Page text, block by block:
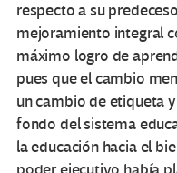
respecto a su
mejoramiento integral
máximo logro de
pues que el cambio
un cambio de etiqueta
fondo del sistema
la educación hacia el